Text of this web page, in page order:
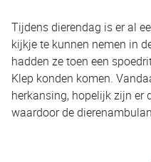
Tijdens dierendag is er al
kijkje te kunnen nemen in
hadden ze toen een
Klep konden komen.
herkansing, hopelijk zijn er
waardoor de